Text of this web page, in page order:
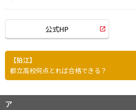
公式HP
狛江
都立高校何点とれば合格できる？
ア